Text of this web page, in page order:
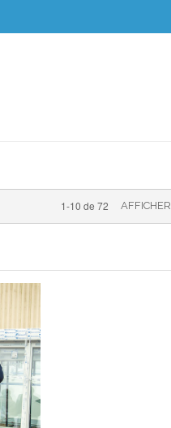
1-10 de 72 AFFICHER